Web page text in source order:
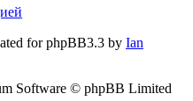
for phpBB3.3 by Ian
Software © phpBB Limited